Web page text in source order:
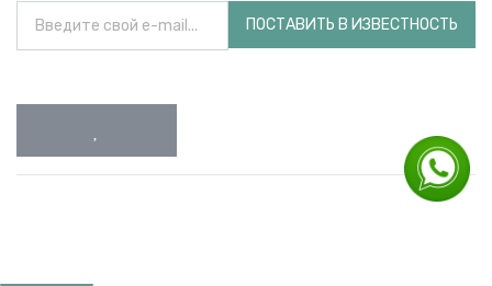
ПОСТАВИТЬ В ИЗВЕСТНОСТЬ